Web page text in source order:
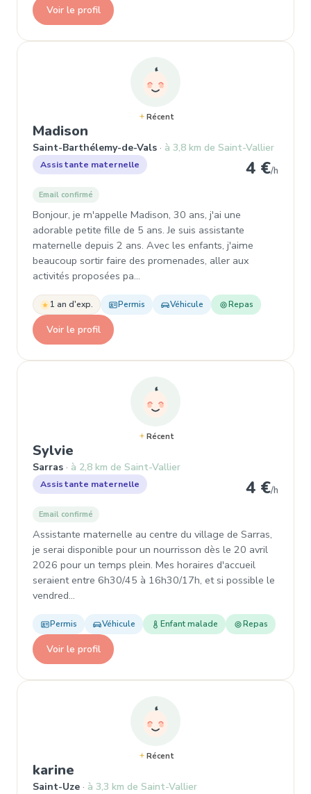
Voir le profil
Récent
Madison
Saint-Barthélemy-de-Vals à 3,8 km de Saint-Vallier
Assistante maternelle 4 €/h
Email confirmé
Bonjour, je m'appelle Madison, 30 ans, j'ai une
adorable petite fille de 5 ans. Je suis assistante
maternelle depuis 2 ans. Avec les enfants, j'aime
beaucoup sortir faire des promenades, aller aux
activités proposées pa…
1 an d'exp. Permis Véhicule Repas
Voir le profil
Récent
Sylvie
Sarras à 2,8 km de Saint-Vallier
Assistante maternelle 4 €/h
Email confirmé
Assistante maternelle au centre du village de Sarras,
je serai disponible pour un nourrisson dès le 20 avril
2026 pour un temps plein. Mes horaires d'accueil
seraient entre 6h30/45 à 16h30/17h, et si possible le
vendred…
Permis Véhicule Enfant malade Repas
Voir le profil
Récent
karine
Saint-Uze à 3,3 km de Saint-Vallier